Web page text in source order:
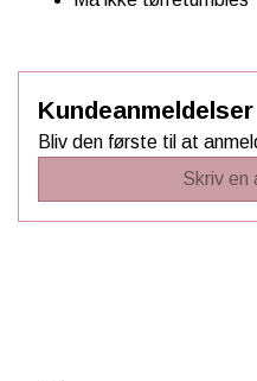
Kundeanmeldelser
Bliv den første til at
Skriv en